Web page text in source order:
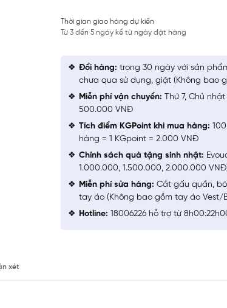
Thời gian giao hàng dự kiến
Từ 3 đến 5 ngày kể từ ngày đặt hàng
Đổi hàng: trong 30 ngày với sản
chưa qua sử dụng, giặt (Không bao
Miễn phí vận chuyển: Thứ 7, Chủ
500.000 VNĐ
Tích điểm KGPoint khi mua hàng:
hàng = 1 KGpoint = 2.000 VNĐ
Chính sách quà tặng sinh nhật:
1.000.000, 1.500.000, 2.000.000
Miễn phí sửa hàng: Cắt gấu quần,
tay áo (Không bao gồm tay áo Vest/
Hotline: 18006226 hỗ trợ từ
xét